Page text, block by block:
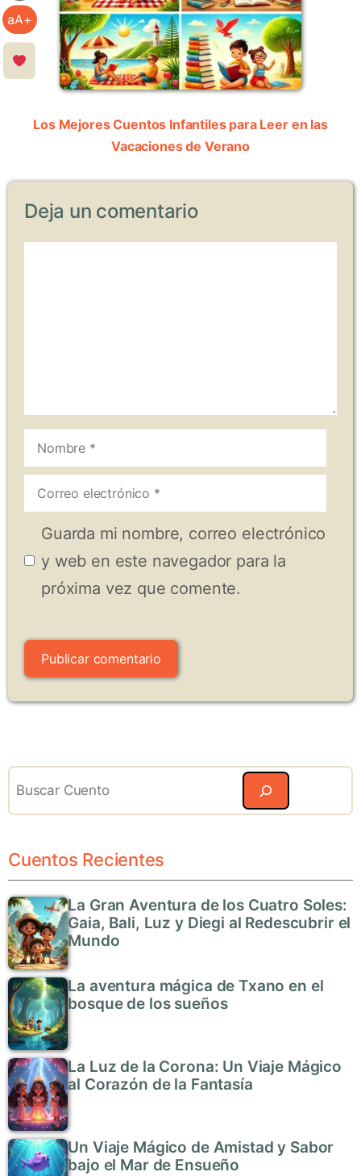
aA+
Los Mejores Cuentos Infantiles para Leer en las
Vacaciones de Verano
Deja un comentario
Nombre
Correo
electrónico
Guarda mi nombre, correo electrónico
y web en este navegador para la
próxima vez que comente.
Cuentos Recientes
La Gran Aventura de los Cuatro Soles:
Gaia, Bali, Luz y Diegi al Redescubrir el
Mundo
La aventura mágica de Txano en el
bosque de los sueños
La Luz de la Corona: Un Viaje Mágico
al Corazón de la Fantasía
Un Viaje Mágico de Amistad y Sabor
bajo el Mar de Ensueño